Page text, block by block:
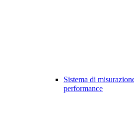
Sistema di
performance